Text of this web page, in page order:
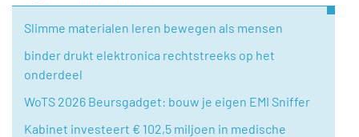
Slimme materialen leren bewegen als mensen
binder drukt elektronica rechtstreeks op het
onderdeel
WoTS 2026 Beursgadget: bouw je eigen EMI Sniffer
Kabinet investeert € 102,5 miljoen in medische